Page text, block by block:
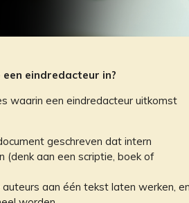
eindredacteur in?
waarin een eindredacteur uitkomst
geschreven dat intern
(denk aan een scriptie, boek of
auteurs aan één tekst laten werken,